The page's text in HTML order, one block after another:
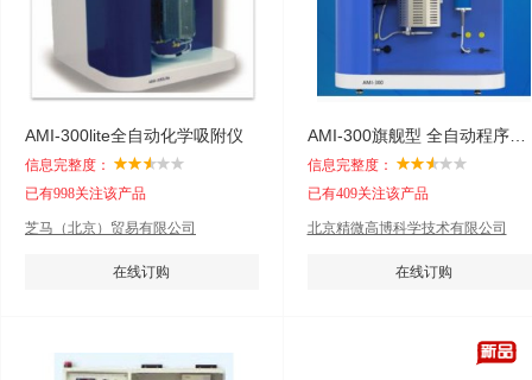
AMI-300lite全自动化学吸附仪
信息完整度：
已有998关注该产品
芝马（北京）贸易有限公司
在线订购
AMI-300旗舰型 全自动程序升温化学吸附仪
信息完整度：
已有409关注该产品
北京精微高博科学技术有限公司
在线订购